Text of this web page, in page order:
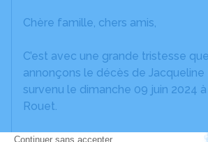
Chère famille, chers amis,
C’est avec une grande tristesse
annonçons le décès de Jacqueline
survenu le dimanche 09 juin 2024
Rouet.